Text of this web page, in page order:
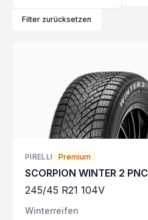
Filter zurücksetzen
PIRELLI Premium
SCORPION WINTER 2
245/45 R21 104V
Winterreifen